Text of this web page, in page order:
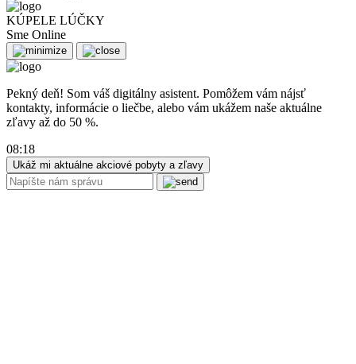
KÚPELE LÚČKY
Sme Online
Pekný deň! Som váš digitálny asistent. Pomôžem vám nájsť
kontakty, informácie o liečbe, alebo vám ukážem naše aktuálne
zľavy až do 50 %.
08:18
Ukáž mi aktuálne akciové pobyty a zľavy